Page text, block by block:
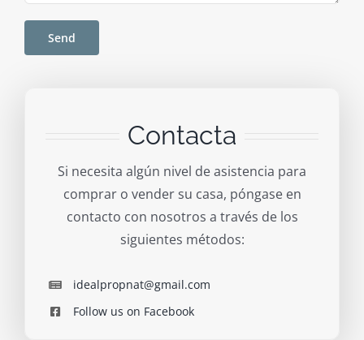
Contacta
Si necesita algún nivel de asistencia para
comprar o vender su casa, póngase en
contacto con nosotros a través de los
siguientes métodos:
idealpropnat@gmail.com
Follow us on Facebook